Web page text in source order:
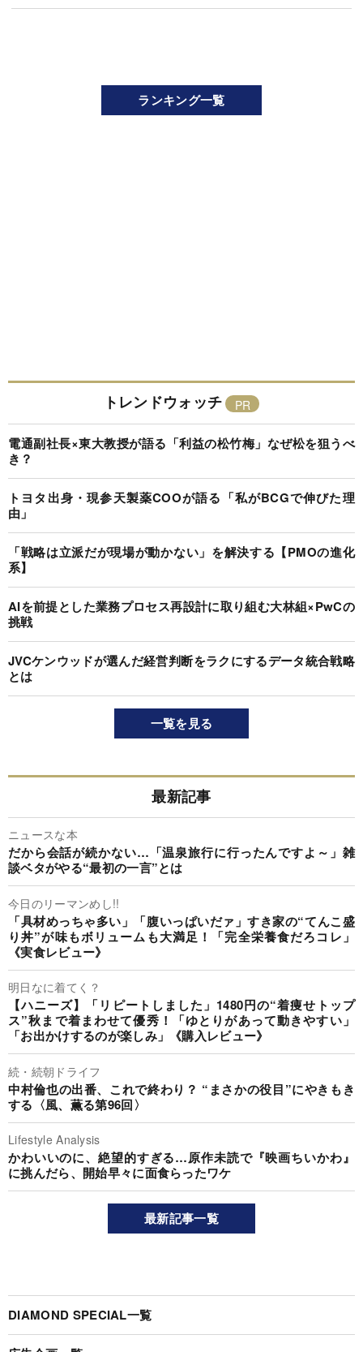
ランキング一覧
トレンドウォッチ
電通副社長×東大教授が語る「利益の松竹梅」なぜ松を狙うべ
き？
トヨタ出身・現参天製薬COOが語る「私がBCGで伸びた理
由」
「戦略は立派だが現場が動かない」を解決する【PMOの進化
系】
AIを前提とした業務プロセス再設計に取り組む大林組×PwCの
挑戦
JVCケンウッドが選んだ経営判断をラクにするデータ統合戦略
とは
一覧を見る
最新記事
ニュースな本
だから会話が続かない…「温泉旅行に行ったんですよ～」雑
談ベタがやる“最初の一言”とは
今日のリーマンめし!!
「具材めっちゃ多い」「腹いっぱいだァ」すき家の“てんこ盛
り丼”が味もボリュームも大満足！「完全栄養食だろコレ」
《実食レビュー》
明日なに着てく？
【ハニーズ】「リピートしました」1480円の“着痩せトップ
ス”秋まで着まわせて優秀！「ゆとりがあって動きやすい」
「お出かけするのが楽しみ」《購入レビュー》
続・続朝ドライフ
中村倫也の出番、これで終わり？ “まさかの役目”にやきもき
する〈風、薫る第96回〉
Lifestyle Analysis
かわいいのに、絶望的すぎる…原作未読で『映画ちいかわ』
に挑んだら、開始早々に面食らったワケ
最新記事一覧
DIAMOND SPECIAL一覧